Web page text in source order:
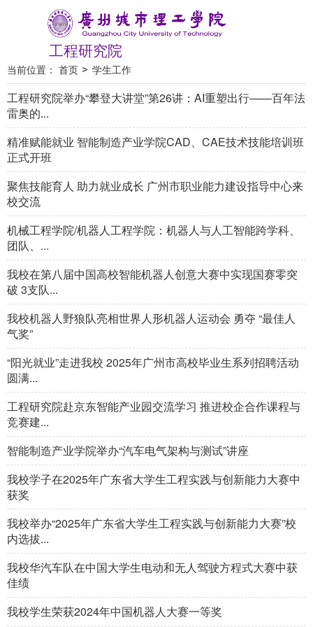
工程研究院
当前位置： 首页 学生工作
工程研究院举办“攀登大讲堂”第26讲：AI重塑出行——百年法
雷奥的...
精准赋能就业 智能制造产业学院CAD、CAE技术技能培训班
正式开班
聚焦技能育人 助力就业成长 广州市职业能力建设指导中心来
校交流
机械工程学院/机器人工程学院：机器人与人工智能跨学科、
团队、...
我校在第八届中国高校智能机器人创意大赛中实现国赛零突
破 3支队...
我校机器人野狼队亮相世界人形机器人运动会 勇夺 “最佳人
气奖”
“阳光就业”走进我校 2025年广州市高校毕业生系列招聘活动
圆满...
工程研究院赴京东智能产业园交流学习 推进校企合作课程与
竞赛建...
智能制造产业学院举办“汽车电气架构与测试”讲座
我校学子在2025年广东省大学生工程实践与创新能力大赛中
获奖
我校举办“2025年广东省大学生工程实践与创新能力大赛”校
内选拔...
我校华汽车队在中国大学生电动和无人驾驶方程式大赛中获
佳绩
我校学生荣获2024年中国机器人大赛一等奖